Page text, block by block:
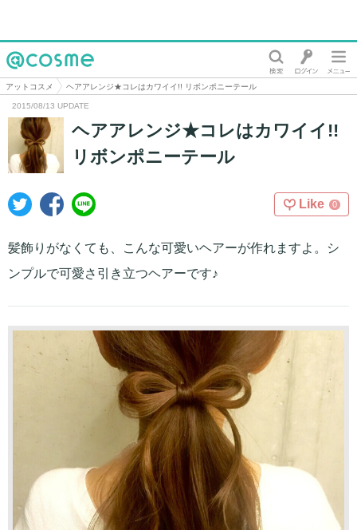
@cosme
アットコスメ ヘアアレンジ★コレはカワイイ!! リボンポニーテール
2015/08/13 UPDATE
ヘアアレンジ★コレはカワイイ!!
リボンポニーテール
Like 0
髪飾りがなくても、こんな可愛いヘアーが作れますよ。シ
ンプルで可愛さ引き立つヘアーです♪